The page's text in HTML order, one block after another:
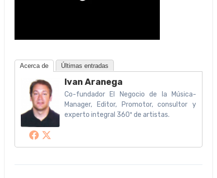
Acerca de Últimas entradas
Ivan Aranega
Co-fundador El Negocio de la Música-
Manager, Editor, Promotor, consultor y
experto integral 360º de artistas.